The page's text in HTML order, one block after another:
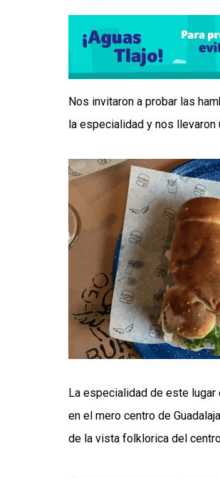
Nos invitaron a probar las
la especialidad y nos llevaron
La especialidad de este lugar
en el mero centro de
de la vista folklorica del